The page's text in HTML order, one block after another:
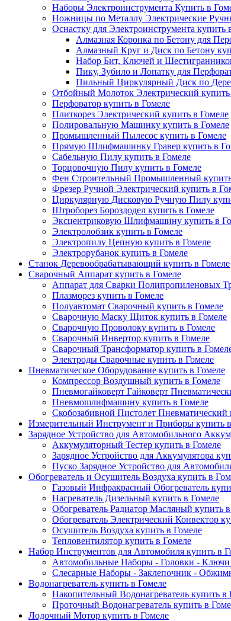
Наборы Электроинструмента Купить в
Ножницы по Металлу Электрические
Оснастку для Электроинструмента купить
Алмазная Коронка по Бетону для
Алмазный Круг и Диск по Бетону
Набор Бит, Ключей и
Пику, Зубило и Лопатку для
Пильный Циркулярный Диск по
Отбойный Молоток Электрический купить
Перфоратор купить в Гомеле
Плиткорез Электрический купить в Гомеле
Полировальную Машинку купить в Гомеле
Промышленный Пылесос купить в Гомеле
Прямую Шлифмашинку Гравер купить в
Сабельную Пилу купить в Гомеле
Торцовочную Пилу купить в Гомеле
Фен Строительный Промышленный
Фрезер Ручной Электрический купить в
Циркулярную Дисковую Ручную Пилу
Штроборез Бороздодел купить в Гомеле
Эксцентриковую Шлифмашину купить в
Электролобзик купить в Гомеле
Электропилу Цепную купить в Гомеле
Электрорубанок купить в Гомеле
Станок Деревообрабатывающий купить в Гомеле
Сварочный Аппарат купить в Гомеле
Аппарат для Сварки Полипропиленовых
Плазморез купить в Гомеле
Полуавтомат Сварочный купить в Гомеле
Сварочную Маску Щиток купить в Гомеле
Сварочную Проволоку купить в Гомеле
Сварочный Инвертор купить в Гомеле
Сварочный Трансформатор купить в
Электроды Сварочные купить в Гомеле
Пневматическое Оборудование купить в Гомеле
Компрессор Воздушный купить в Гомеле
Пневмогайковерт Гайковерт
Пневмошлифмашину купить в Гомеле
Скобозабивной Пистолет Пневматический
Измерительный Инструмент и Приборы купить
Зарядное Устройство для Автомобильного
Аккумуляторный Тестер купить в Гомеле
Зарядное Устройство для Аккумулятора
Пуско Зарядное Устройство для
Обогреватель и Осушитель Воздуха купить в
Газовый Инфракрасный Обогреватель
Нагреватель Дизельный купить в Гомеле
Обогреватель Радиатор Масляный купить
Обогреватель Электрический Конвектор
Осушитель Воздуха купить в Гомеле
Тепловентилятор купить в Гомеле
Набор Инструментов для Автомобиля купить в
Автомобильные Наборы - Головки - Ключи
Слесарные Наборы - Заклепочник -
Водонагреватель купить в Гомеле
Накопительный Водонагреватель купить в
Проточный Водонагреватель купить в
Лодочный Мотор купить в Гомеле